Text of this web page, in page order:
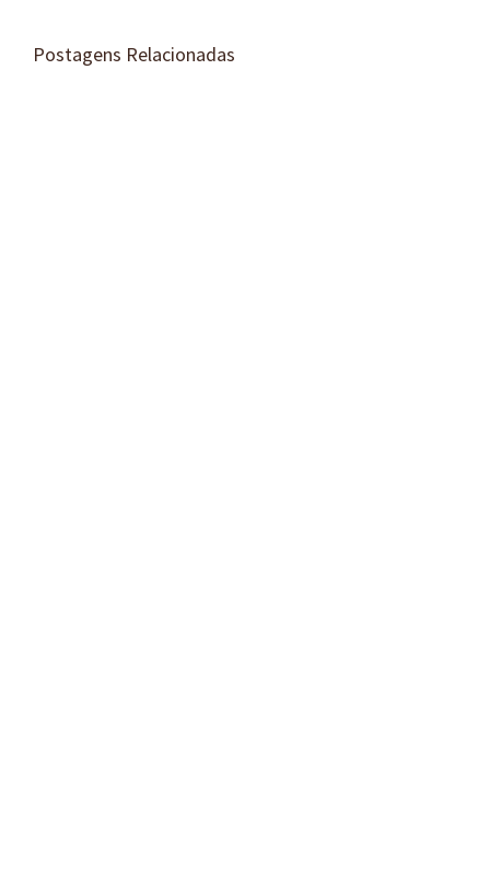
Postagens Relacionadas